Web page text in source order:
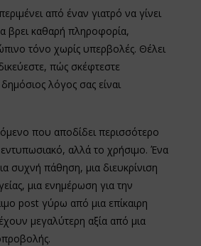
από έναν γιατρό να γίνει
βρει καθαρή πληροφορία,
τόνο χωρίς υπερβολές. Θέλει
πώς σκέφτεστε
λόγος σας είναι
που αποδίδει περισσότερο
αλλά το χρήσιμο. Ένα
συχνή πάθηση, μια διευκρίνιση
μια ενημέρωση για την
post γύρω από μια επίκαιρη
μεγαλύτερη αξία από μια